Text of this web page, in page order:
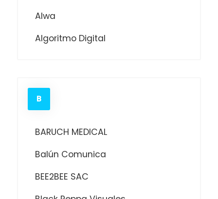
Alwa
Algoritmo Digital
B
BARUCH MEDICAL
Balún Comunica
BEE2BEE SAC